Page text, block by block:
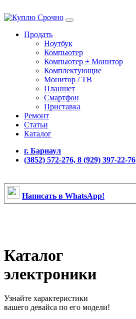
Продать
Ноутбук
Компьютер
Компьютер + Монитор
Комплектующие
Монитор / ТВ
Планшет
Смартфон
Приставка
Ремонт
Статьи
Каталог
г. Барнаул
(3852) 572-276, 8 (929) 397-22-76
Написать в WhatsApp!
Каталог
электроники
Узнайте характеристики
вашего девайса по его модели!